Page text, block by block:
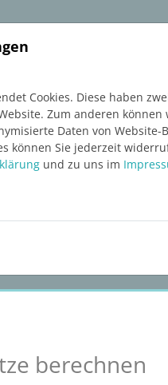
Software Services
berechnen
Cookies. Diese haben
Zum anderen
Daten von
können Sie jederzeit
und zu uns im